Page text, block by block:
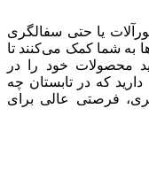
یا حتی سفالگری
به شما کمک می‌کنند تا
محصولات خود را در
که در تابستان چه
فرصتی عالی برای